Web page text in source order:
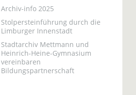
Archiv-info 2025
Stolpersteinführung durch die
Limburger Innenstadt
Stadtarchiv Mettmann und
Heinrich-Heine-Gymnasium
vereinbaren
Bildungspartnerschaft